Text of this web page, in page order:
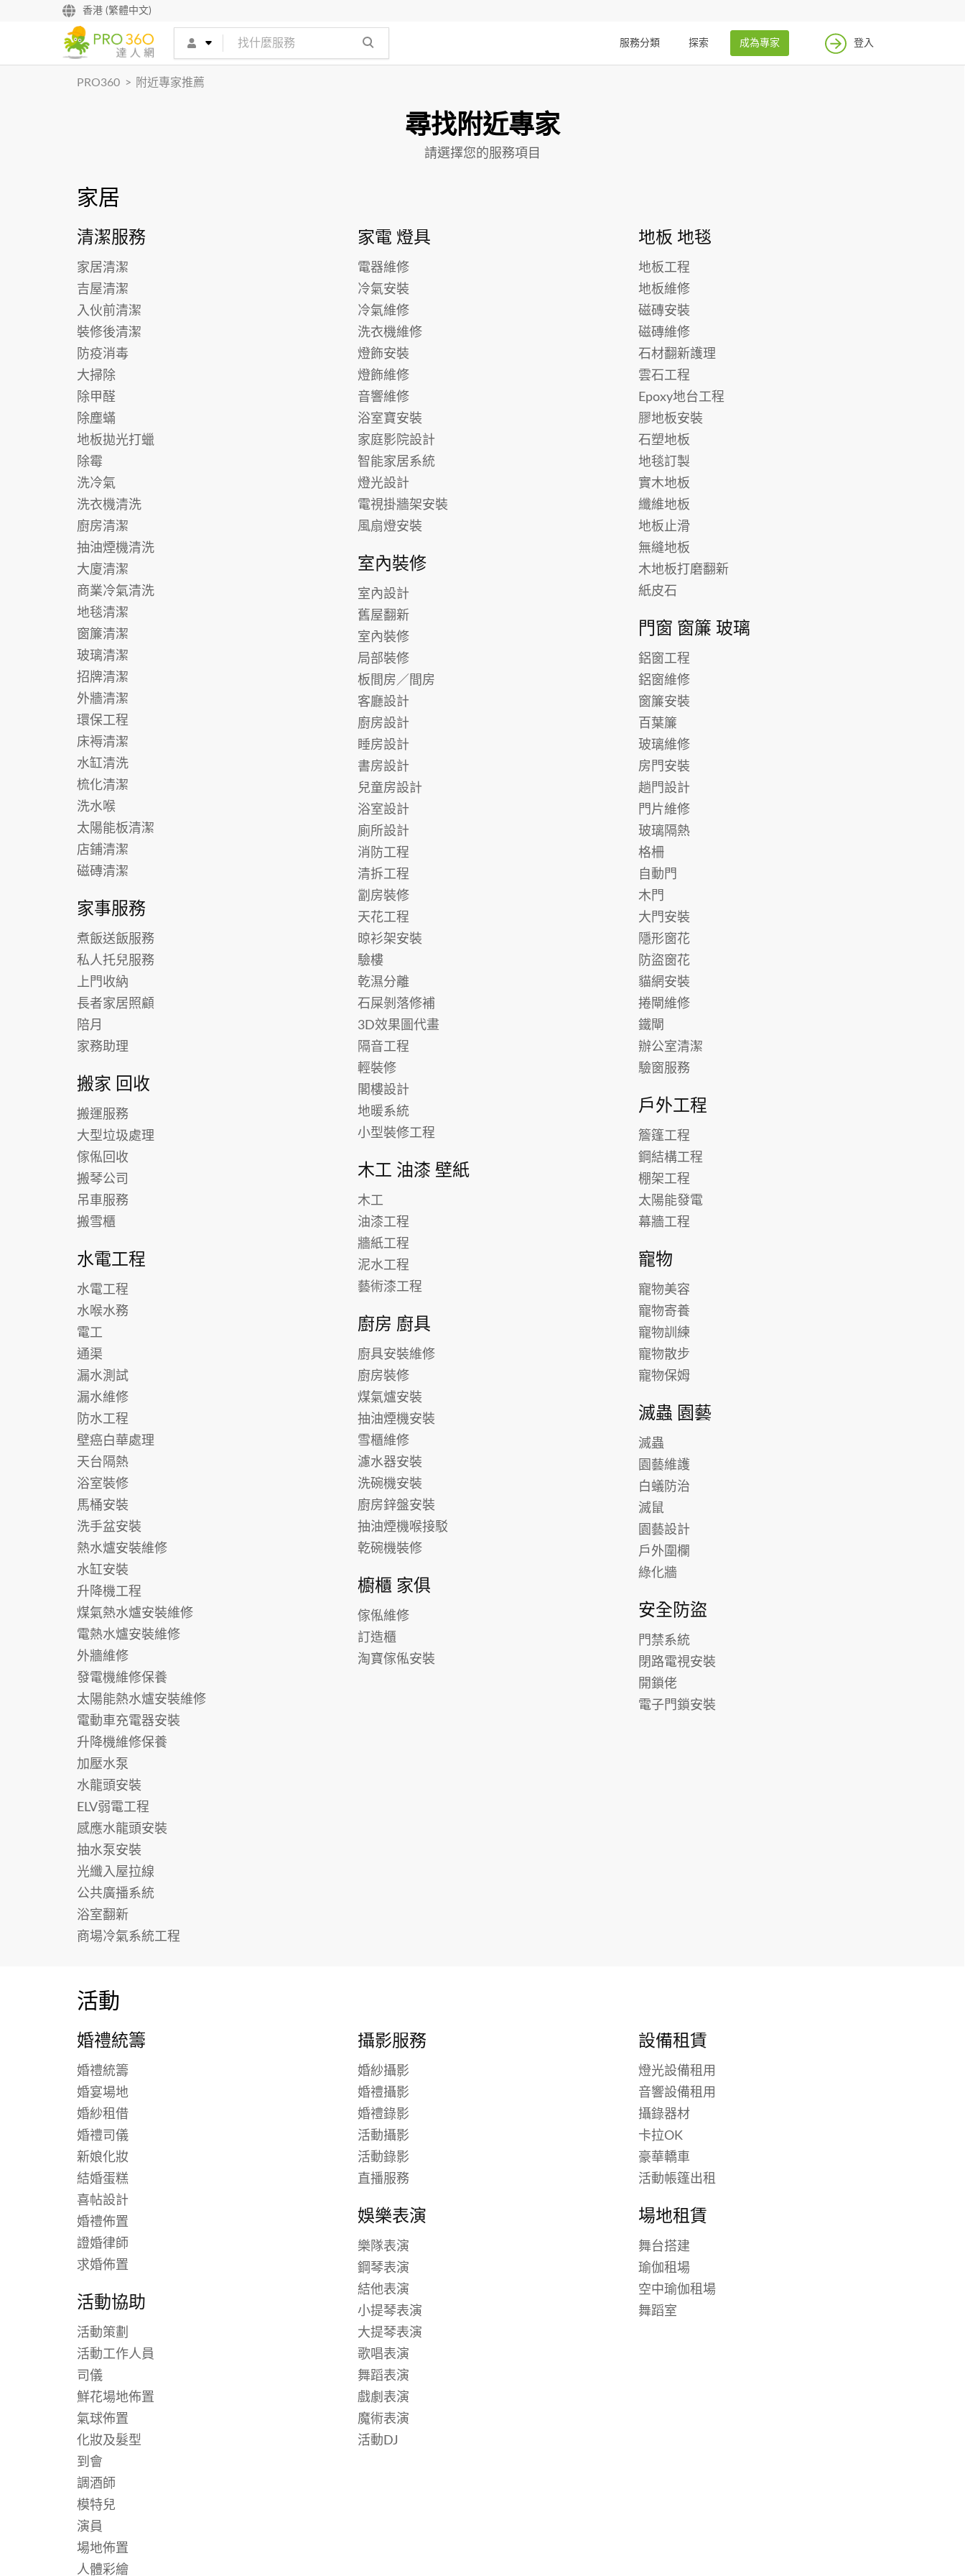
香港 (繁體中文)
服務分類 探索 成為專家 登入
找專家 買服務
登入
PRO360 > 附近專家推薦
尋找附近專家
請選擇您的服務項目
家居
清潔服務
家居清潔
吉屋清潔
入伙前清潔
裝修後清潔
防疫消毒
大掃除
除甲醛
除塵蟎
地板拋光打蠟
除霉
洗冷氣
洗衣機清洗
廚房清潔
抽油煙機清洗
大廈清潔
商業冷氣清洗
地毯清潔
窗簾清潔
玻璃清潔
招牌清潔
外牆清潔
環保工程
床褥清潔
水缸清洗
梳化清潔
洗水喉
太陽能板清潔
店鋪清潔
磁磚清潔
家事服務
煮飯送飯服務
私人托兒服務
上門收納
長者家居照顧
陪月
家務助理
搬家 回收
搬運服務
大型垃圾處理
傢俬回收
搬琴公司
吊車服務
搬雪櫃
水電工程
水電工程
水喉水務
電工
通渠
漏水測試
漏水維修
防水工程
壁癌白華處理
天台隔熱
浴室裝修
馬桶安裝
洗手盆安裝
熱水爐安裝維修
水缸安裝
升降機工程
煤氣熱水爐安裝維修
電熱水爐安裝維修
外牆維修
發電機維修保養
太陽能熱水爐安裝維修
電動車充電器安裝
升降機維修保養
加壓水泵
水龍頭安裝
ELV弱電工程
感應水龍頭安裝
抽水泵安裝
光纖入屋拉線
公共廣播系統
浴室翻新
商場冷氣系統工程
家電 燈具
電器維修
冷氣安裝
冷氣維修
洗衣機維修
燈飾安裝
燈飾維修
音響維修
浴室寶安裝
家庭影院設計
智能家居系統
燈光設計
電視掛牆架安裝
風扇燈安裝
室內裝修
室內設計
舊屋翻新
室內裝修
局部裝修
板間房／間房
客廳設計
廚房設計
睡房設計
書房設計
兒童房設計
浴室設計
廁所設計
消防工程
清拆工程
劏房裝修
天花工程
晾衫架安裝
驗樓
乾濕分離
石屎剝落修補
3D效果圖代畫
隔音工程
輕裝修
閣樓設計
地暖系統
小型裝修工程
木工 油漆 壁紙
木工
油漆工程
牆紙工程
泥水工程
藝術漆工程
廚房 廚具
廚具安裝維修
廚房裝修
煤氣爐安裝
抽油煙機安裝
雪櫃維修
濾水器安裝
洗碗機安裝
廚房鋅盤安裝
抽油煙機喉接駁
乾碗機裝修
櫥櫃 家俱
傢俬維修
訂造櫃
淘寶傢俬安裝
地板 地毯
地板工程
地板維修
磁磚安裝
磁磚維修
石材翻新護理
雲石工程
Epoxy地台工程
膠地板安裝
石塑地板
地毯訂製
實木地板
纖維地板
地板止滑
無縫地板
木地板打磨翻新
紙皮石
門窗 窗簾 玻璃
鋁窗工程
鋁窗維修
窗簾安裝
百葉簾
玻璃維修
房門安裝
趟門設計
門片維修
玻璃隔熱
格柵
自動門
木門
大門安裝
隱形窗花
防盜窗花
貓網安裝
捲閘維修
鐵閘
辦公室清潔
驗窗服務
戶外工程
簷篷工程
鋼結構工程
棚架工程
太陽能發電
幕牆工程
寵物
寵物美容
寵物寄養
寵物訓練
寵物散步
寵物保姆
滅蟲 園藝
滅蟲
園藝維護
白蟻防治
滅鼠
園藝設計
戶外圍欄
綠化牆
安全防盜
門禁系統
閉路電視安裝
開鎖佬
電子門鎖安裝
活動
婚禮統籌
婚禮統籌
婚宴場地
婚紗租借
婚禮司儀
新娘化妝
結婚蛋糕
喜帖設計
婚禮佈置
證婚律師
求婚佈置
活動協助
活動策劃
活動工作人員
司儀
鮮花場地佈置
氣球佈置
化妝及髮型
到會
調酒師
模特兒
演員
場地佈置
人體彩繪
攝影服務
婚紗攝影
婚禮攝影
婚禮錄影
活動攝影
活動錄影
直播服務
娛樂表演
樂隊表演
鋼琴表演
結他表演
小提琴表演
大提琴表演
歌唱表演
舞蹈表演
戲劇表演
魔術表演
活動DJ
設備租賃
燈光設備租用
音響設備租用
攝錄器材
卡拉OK
豪華轎車
活動帳篷出租
場地租賃
舞台搭建
瑜伽租場
空中瑜伽租場
舞蹈室